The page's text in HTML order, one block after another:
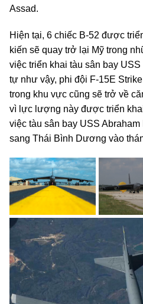
Assad.
Hiện tại, 6 chiếc B-52 được
kiến sẽ quay trở lại Mỹ trong
việc triển khai tàu sân bay
tự như vậy, phi đội F-15E
trong khu vực cũng sẽ trở về
vì lực lượng này được triển
việc tàu sân bay USS
sang Thái Bình Dương vào